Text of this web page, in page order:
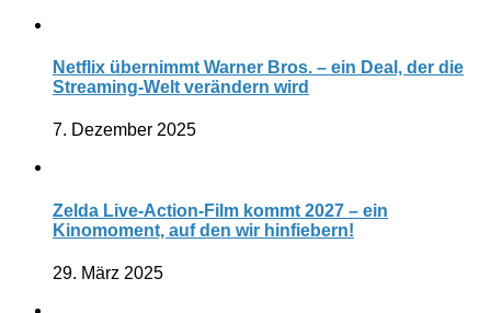
Netflix übernimmt Warner Bros. – ein Deal, der die
Streaming-Welt verändern wird
7. Dezember 2025
Zelda Live-Action-Film kommt 2027 – ein
Kinomoment, auf den wir hinfiebern!
29. März 2025